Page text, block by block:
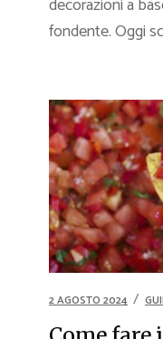
decorazioni a
fondente. Oggi
2 AGOSTO 2024